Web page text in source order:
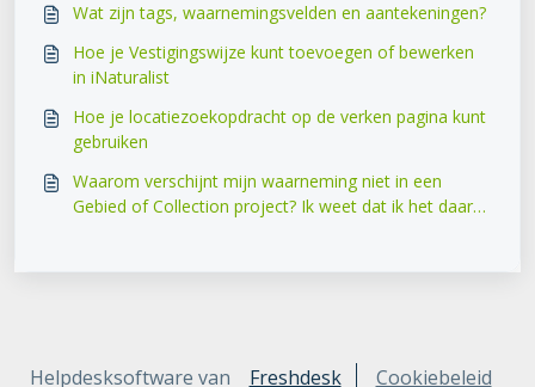
Wat zijn tags, waarnemingsvelden en aantekeningen?
Hoe je Vestigingswijze kunt toevoegen of bewerken
in iNaturalist
Hoe je locatiezoekopdracht op de verken pagina kunt
gebruiken
Waarom verschijnt mijn waarneming niet in een
Gebied of Collection project? Ik weet dat ik het daar
Helpdesksoftware van Freshdesk Cookiebeleid